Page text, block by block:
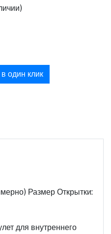
один клик
Размер Открытки:
для внутреннего